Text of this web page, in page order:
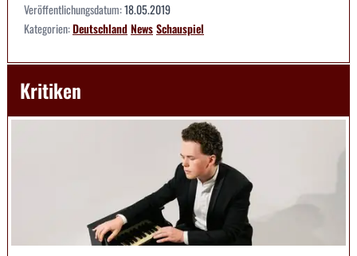
Veröffentlichungsdatum:18.05.2019
Kategorien:DeutschlandNewsSchauspiel
Kritiken